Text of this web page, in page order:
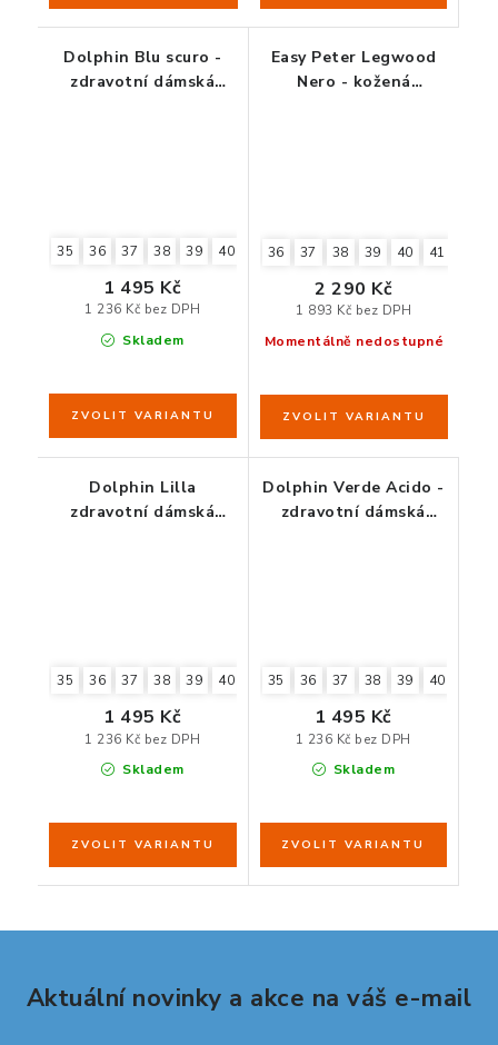
Dolphin Blu scuro -
zdravotní dámská
35 36 37 38 39 40 42
Skladem
1 236 Kč bez DPH
1 495 Kč
Easy Peter Legwood
Nero - kožená
36 37 38 39 40 41
Momentálně nedostupné
1 893 Kč bez DPH
2 290 Kč
Dolphin Lilla
zdravotní dámská
35 36 37 38 39 40
Skladem
1 236 Kč bez DPH
1 495 Kč
Dolphin Verde Acido -
zdravotní dámská
35 36 37 38 39 40
Skladem
1 236 Kč bez DPH
1 495 Kč
Aktuální novinky a akce na váš e-mail